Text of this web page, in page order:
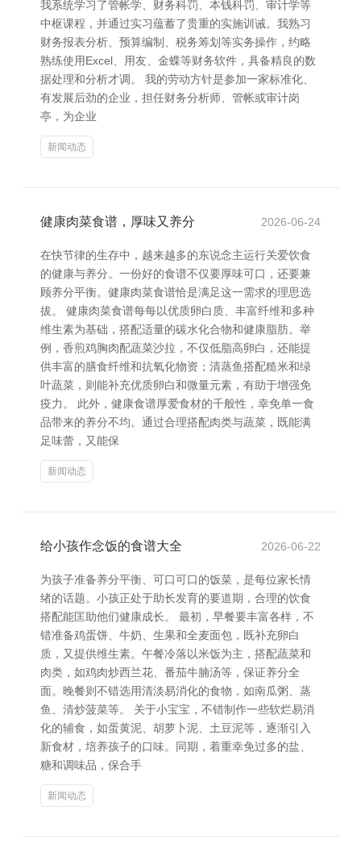
我系统学习了管帐学、财务科罚、本钱科罚、审计学等
中枢课程，并通过实习蕴蓄了贵重的实施训诫。我熟习
财务报表分析、预算编制、税务筹划等实务操作，约略
熟练使用Excel、用友、金蝶等财务软件，具备精良的数
据处理和分析才调。 我的劳动方针是参加一家标准化、
有发展后劲的企业，担任财务分析师、管帐或审计岗
亭，为企业
新闻动态
健康肉菜食谱，厚味又养分 2026-06-24
在快节律的生存中，越来越多的东说念主运行关爱饮食
的健康与养分。一份好的食谱不仅要厚味可口，还要兼
顾养分平衡。健康肉菜食谱恰是满足这一需求的理思选
拔。 健康肉菜食谱每每以优质卵白质、丰富纤维和多种
维生素为基础，搭配适量的碳水化合物和健康脂肪。举
例，香煎鸡胸肉配蔬菜沙拉，不仅低脂高卵白，还能提
供丰富的膳食纤维和抗氧化物资；清蒸鱼搭配糙米和绿
叶蔬菜，则能补充优质卵白和微量元素，有助于增强免
疫力。 此外，健康食谱厚爱食材的千般性，幸免单一食
品带来的养分不均。通过合理搭配肉类与蔬菜，既能满
足味蕾，又能保
新闻动态
给小孩作念饭的食谱大全 2026-06-22
为孩子准备养分平衡、可口可口的饭菜，是每位家长情
绪的话题。小孩正处于助长发育的要道期，合理的饮食
搭配能匡助他们健康成长。 最初，早餐要丰富各样，不
错准备鸡蛋饼、牛奶、生果和全麦面包，既补充卵白
质，又提供维生素。午餐冷落以米饭为主，搭配蔬菜和
肉类，如鸡肉炒西兰花、番茄牛腩汤等，保证养分全
面。晚餐则不错选用清淡易消化的食物，如南瓜粥、蒸
鱼、清炒菠菜等。 关于小宝宝，不错制作一些软烂易消
化的辅食，如蛋黄泥、胡萝卜泥、土豆泥等，逐渐引入
新食材，培养孩子的口味。同期，着重幸免过多的盐、
糖和调味品，保合手
新闻动态